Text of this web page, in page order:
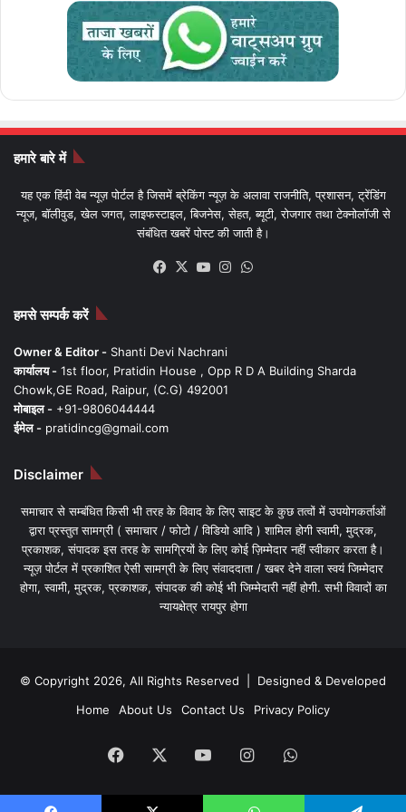
हमारे बारे में
यह एक हिंदी वेब न्यूज़ पोर्टल है जिसमें ब्रेकिंग न्यूज़ के अलावा राजनीति, प्रशासन, ट्रेंडिंग
न्यूज, बॉलीवुड, खेल जगत, लाइफस्टाइल, बिजनेस, सेहत, ब्यूटी, रोजगार तथा टेक्नोलॉजी से
संबंधित खबरें पोस्ट की जाती है।
Facebook
X YouTubeInstagram
हमसे सम्पर्क करें
Owner & Editor - Shanti Devi Nachrani
कार्यालय - 1st floor, Pratidin House , Opp R D A Building Sharda
Chowk,GE Road, Raipur, (C.G) 492001
मोबाइल - +91-9806044444
ईमेल - pratidincg@gmail.com
Disclaimer
समाचार से सम्बंधित किसी भी तरह के विवाद के लिए साइट के कुछ तत्वों में उपयोगकर्ताओं
द्वारा प्रस्तुत सामग्री ( समाचार / फोटो / विडियो आदि ) शामिल होगी स्वामी, मुद्रक,
प्रकाशक, संपादक इस तरह के सामग्रियों के लिए कोई ज़िम्मेदार नहीं स्वीकार करता है।
न्यूज़ पोर्टल में प्रकाशित ऐसी सामग्री के लिए संवाददाता / खबर देने वाला स्वयं जिम्मेदार
होगा, स्वामी, मुद्रक, प्रकाशक, संपादक की कोई भी जिम्मेदारी नहीं होगी. सभी विवादों का
न्यायक्षेत्र रायपुर होगा
© Copyright 2026, All Rights Reserved | Designed & Developed
Home
About Us Contact Us Privacy Policy
Facebook YouTubeInstagramWhatsApp